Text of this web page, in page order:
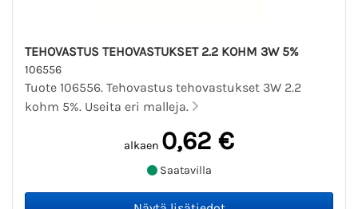
TEHOVASTUS TEHOVASTUKSET 2.2 KOHM 3W 5%
106556
Tuote 106556. Tehovastus tehovastukset 3W 2.2
kohm 5%. Useita eri malleja.
alkaen 0,62 €
Saatavilla